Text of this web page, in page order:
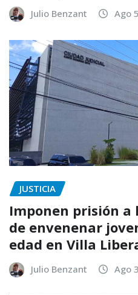
Julio Benzant Ago
JUSTICIA
Imponen prisión
de envenenar
edad en Villa
Julio Benzant Ago